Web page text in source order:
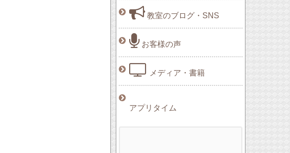
教室のブログ・SNS
お客様の声
メディア・書籍
アプリタイム